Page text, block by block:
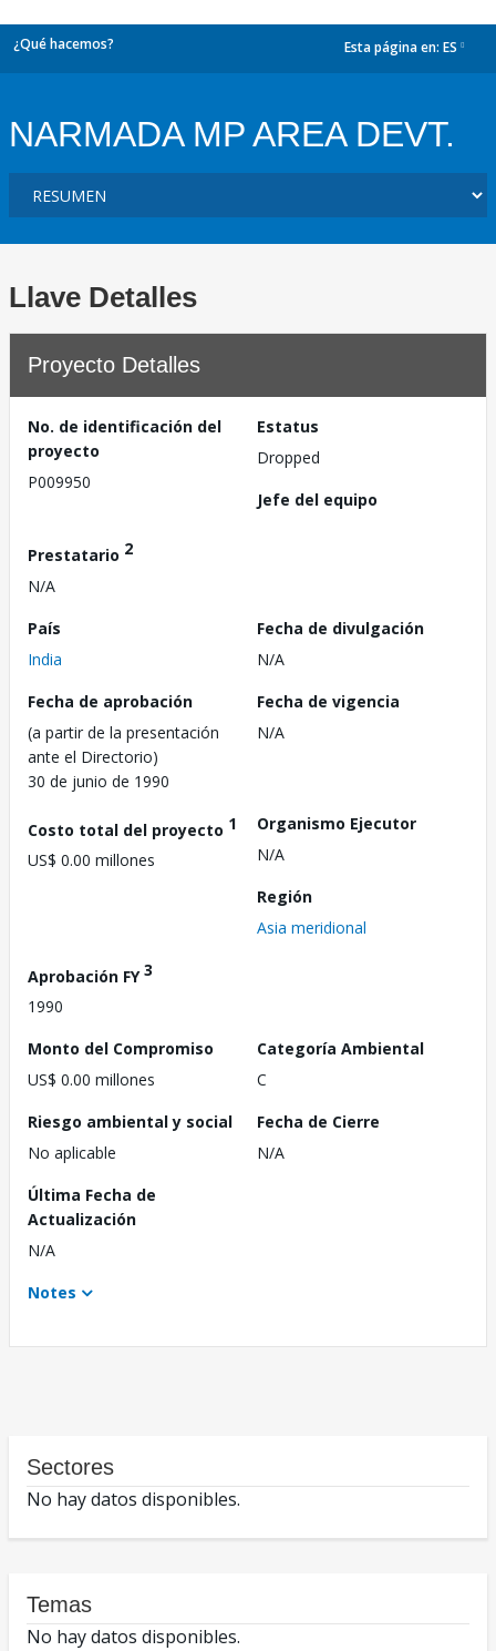
¿Qué hacemos? Esta página en: ES
NARMADA MP AREA DEVT.
Llave Detalles
Proyecto Detalles
No. de identificación del
proyecto
P009950
Estatus
Dropped
Jefe del equipo
Prestatario 2
N/A
País
India
Fecha de divulgación
N/A
Fecha de aprobación
(a partir de la presentación
ante el Directorio)
30 de junio de 1990
Fecha de vigencia
N/A
Costo total del proyecto 1
US$ 0.00 millones
Organismo Ejecutor
N/A
Región
Asia meridional
Aprobación FY3
1990
Monto del Compromiso
US$ 0.00 millones
Categoría Ambiental
C
Riesgo ambiental y social
No aplicable
Fecha de Cierre
N/A
Última Fecha de
Actualización
N/A
Notes
Sectores
No hay datos disponibles.
Temas
No hay datos disponibles.